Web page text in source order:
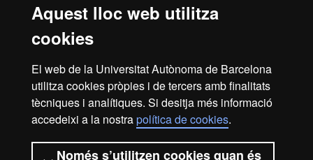
Aquest lloc web utilitza
cookies
El web de la Universitat Autònoma de Barcelona
utilitza cookies pròpies i de tercers amb finalitats
tècniques i analítiques. Si desitja més informació
accedeixi a la nostrapolítica de cookies.
Només s’utilitzen cookies quan és
840 €
Crèdits
12 ECTS
Inici Avís legal Protecció de dades